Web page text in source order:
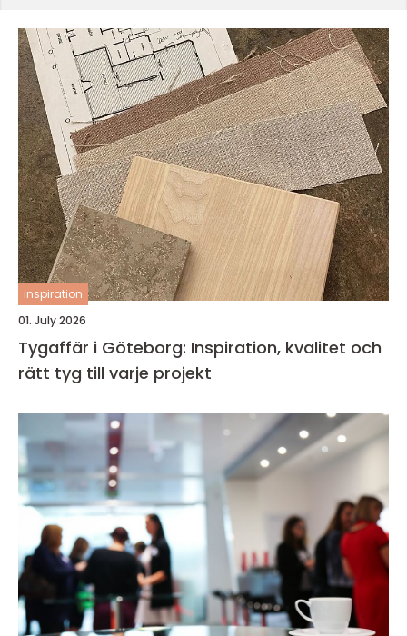
inspiration
01. July 2026
Tygaffär i Göteborg: Inspiration, kvalitet och
rätt tyg till varje projekt